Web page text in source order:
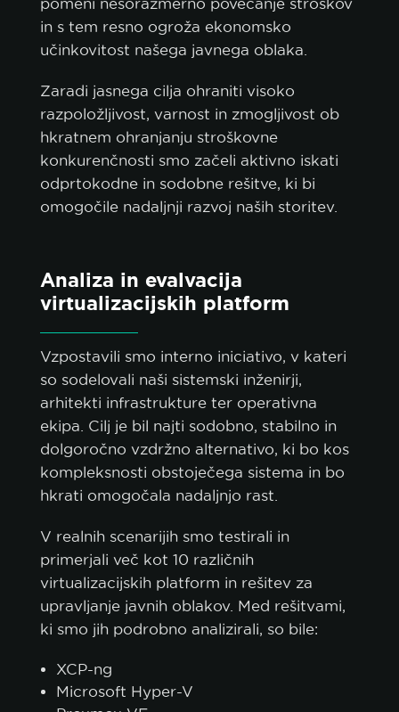
pomeni nesorazmerno povečanje stroškov
in s tem resno ogroža ekonomsko
učinkovitost našega javnega oblaka.
Zaradi jasnega cilja ohraniti visoko
razpoložljivost, varnost in zmogljivost ob
hkratnem ohranjanju stroškovne
konkurenčnosti smo začeli aktivno iskati
odprtokodne in sodobne rešitve, ki bi
omogočile nadaljnji razvoj naših storitev.
Analiza in evalvacija
virtualizacijskih platform
Vzpostavili smo interno iniciativo, v kateri
so sodelovali naši sistemski inženirji,
arhitekti infrastrukture ter operativna
ekipa. Cilj je bil najti sodobno, stabilno in
dolgoročno vzdržno alternativo, ki bo kos
kompleksnosti obstoječega sistema in bo
hkrati omogočala nadaljnjo rast.
V realnih scenarijih smo testirali in
primerjali več kot 10 različnih
virtualizacijskih platform in rešitev za
upravljanje javnih oblakov. Med rešitvami,
ki smo jih podrobno analizirali, so bile:
XCP-ng
Microsoft Hyper-V